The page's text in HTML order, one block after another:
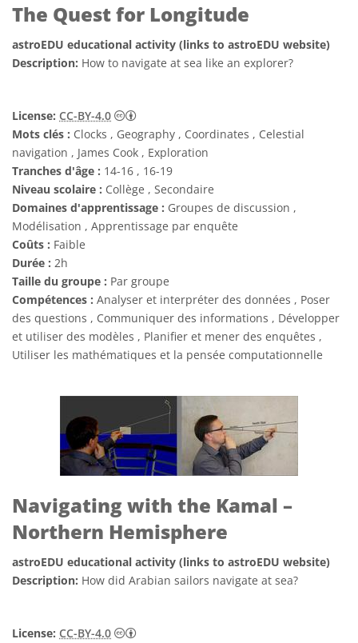
The Quest for Longitude
astroEDU educational activity (links to astroEDU website)
Description: How to navigate at sea like an explorer?
License: CC-BY-4.0
Creative Commons (CC) Attribution 4.0
Mots clés : Clocks , Geography , Coordinates , Celestial
navigation , James Cook , Exploration
Tranches d'âge : 14-16 , 16-19
Niveau scolaire : Collège , Secondaire
Domaines d'apprentissage : Groupes de discussion ,
Modélisation , Apprentissage par enquête
Coûts : Faible
Durée : 2h
Taille du groupe : Par groupe
Compétences : Analyser et interpréter des données , Poser
des questions , Communiquer des informations , Développer
et utiliser des modèles , Planifier et mener des enquêtes ,
Utiliser les mathématiques et la pensée computationnelle
Navigating with the Kamal –
Northern Hemisphere
astroEDU educational activity (links to astroEDU website)
Description: How did Arabian sailors navigate at sea?
License: CC-BY-4.0
Creative Commons (CC) Attribution 4.0